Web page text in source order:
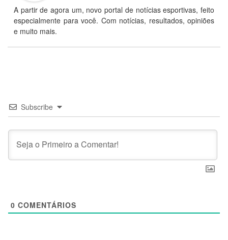
A partir de agora um, novo portal de notícias esportivas, feito
especialmente para você. Com notícias, resultados, opiniões
e muito mais.
Subscribe
0 COMENTÁRIOS